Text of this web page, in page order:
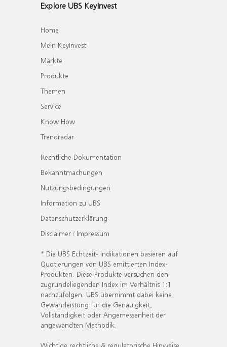
Explore UBS KeyInvest
Home
Mein KeyInvest
Märkte
Produkte
Themen
Service
Know How
Trendradar
Rechtliche Dokumentation
Bekanntmachungen
Nutzungsbedingungen
Information zu UBS
Datenschutzerklärung
Disclaimer / Impressum
* Die UBS Echtzeit- Indikationen basieren auf
Quotierungen von UBS emittierten Index-
Produkten. Diese Produkte versuchen den
zugrundeliegenden Index im Verhältnis 1:1
nachzufolgen. UBS übernimmt dabei keine
Gewährleistung für die Genauigkeit,
Vollständigkeit oder Angemessenheit der
angewandten Methodik.